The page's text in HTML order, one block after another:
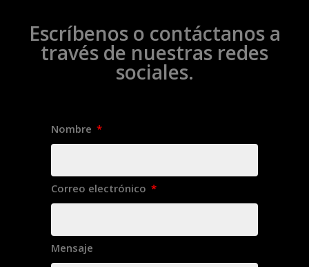
Escríbenos o contáctanos a
través de nuestras redes
sociales.
Nombre
Correo electrónico
Mensaje